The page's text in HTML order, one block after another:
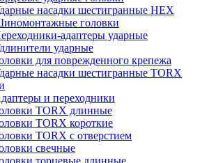
насадки шестигранные HEX
головки
адаптеры ударные
ударные
для поврежденного крепежа
насадки шестигранные TORX
и переходники
TORX длинные
TORX короткие
TORX с отверстием
свечные
торцевые длинные